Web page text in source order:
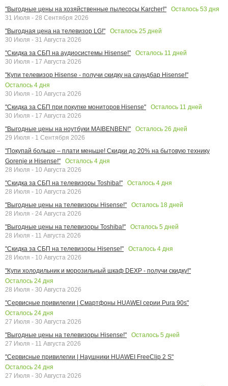
"Выгодные цены на хозяйственные пылесосы Karcher!"
Осталось 53 дня
31 Июля - 28 Сентября 2026
"Выгодная цена на телевизор LG!"
Осталось 25 дней
30 Июля - 31 Августа 2026
"Скидка за СБП на аудиосистемы Hisense!"
Осталось 11 дней
30 Июля - 17 Августа 2026
"Купи телевизор Hisense - получи скидку на саундбар Hisense!"
Осталось 4 дня
30 Июля - 10 Августа 2026
"Скидка за СБП при покупке мониторов Hisense"
Осталось 11 дней
30 Июля - 17 Августа 2026
"Выгодные цены на ноутбуки MAIBENBEN!"
Осталось 26 дней
29 Июля - 1 Сентября 2026
"Покупай больше – плати меньше! Скидки до 20% на бытовую технику
Gorenje и Hisense!"
Осталось 4 дня
28 Июля - 10 Августа 2026
"Скидка за СБП на телевизоры Toshiba!"
Осталось 4 дня
28 Июля - 10 Августа 2026
"Выгодные цены на телевизоры Hisense!"
Осталось 18 дней
28 Июля - 24 Августа 2026
"Выгодные цены на телевизоры Toshiba!"
Осталось 5 дней
28 Июля - 11 Августа 2026
"Скидка за СБП на телевизоры Hisense!"
Осталось 4 дня
28 Июля - 10 Августа 2026
"Купи холодильник и морозильный шкаф DEXP - получи скидку!"
Осталось 24 дня
28 Июля - 30 Августа 2026
"Сервисные привилегии | Смартфоны HUAWEI серии Pura 90s"
Осталось 24 дня
27 Июля - 30 Августа 2026
"Выгодные цены на телевизоры Hisense!"
Осталось 5 дней
27 Июля - 11 Августа 2026
"Сервисные привилегии | Наушники HUAWEI FreeClip 2 S"
Осталось 24 дня
27 Июля - 30 Августа 2026